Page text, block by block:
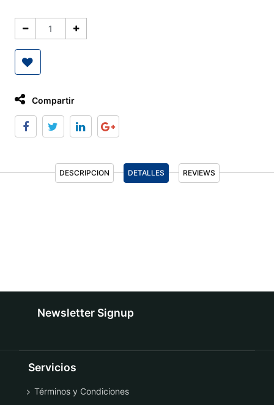
Compartir
DESCRIPCION DETALLES REVIEWS
Newsletter Signup
Servicios
Términos y Condiciones